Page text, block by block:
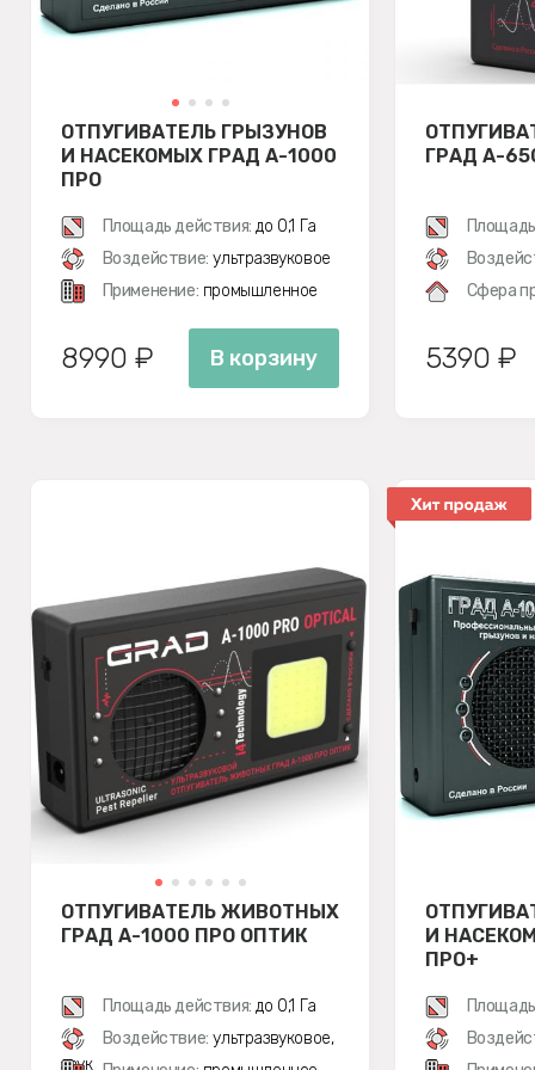
ОТПУГИВАТЕЛЬ ГРЫЗУНОВ
И НАСЕКОМЫХ ГРАД А-1000
ПРО
Площадь действия: до 0,1 Га
Воздействие: ультразвуковое
Применение: промышленное
8990 ₽ В корзину
ГРАД А-
Сфера
5390 ₽
ОТПУГИВАТЕЛЬ ЖИВОТНЫХ
ГРАД А-1000 ПРО ОПТИК
Площадь действия: до 0,1 Га
Воздействие: ультразвуковое,
звук
И
ПРО+